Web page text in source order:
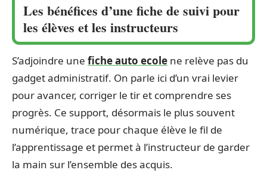
Les bénéfices d’une fiche de suivi pour
les élèves et les instructeurs
S’adjoindre une fiche auto ecole ne relève pas du
gadget administratif. On parle ici d’un vrai levier
pour avancer, corriger le tir et comprendre ses
progrès. Ce support, désormais le plus souvent
numérique, trace pour chaque élève le fil de
l’apprentissage et permet à l’instructeur de garder
la main sur l’ensemble des acquis.